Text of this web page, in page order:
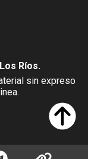
Ríos.
sin expreso